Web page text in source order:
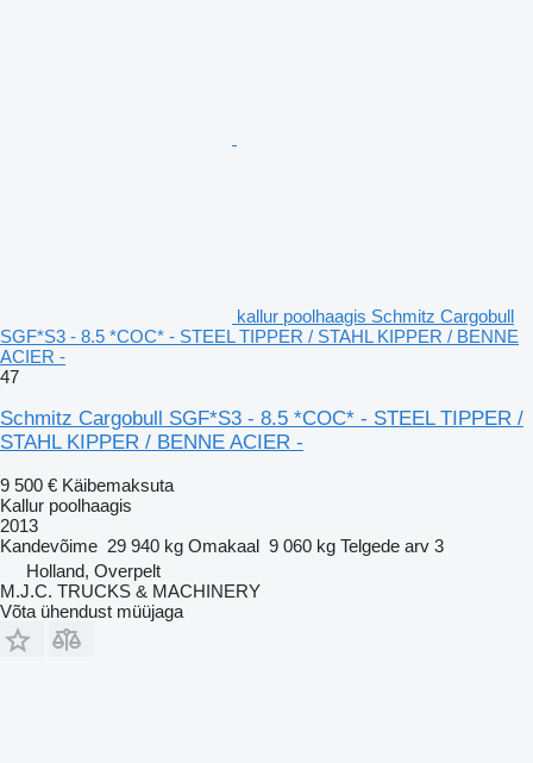
kallur poolhaagis Schmitz Cargobull
SGF*S3 - 8.5 *COC* - STEEL TIPPER / STAHL KIPPER / BENNE
ACIER -
47
Schmitz Cargobull SGF*S3 - 8.5 *COC* - STEEL TIPPER /
STAHL KIPPER / BENNE ACIER -
9 500 € Käibemaksuta
Kallur poolhaagis
2013
Kandevõime 29 940 kg Omakaal 9 060 kg Telgede arv 3
Holland, Overpelt
M.J.C. TRUCKS & MACHINERY
Võta ühendust müüjaga